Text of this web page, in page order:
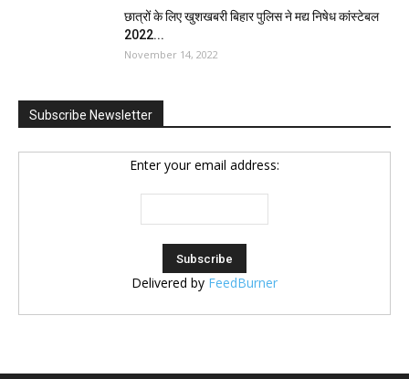
छात्रों के लिए खुशखबरी बिहार पुलिस ने मद्य निषेध कांस्टेबल
2022...
November 14, 2022
Subscribe Newsletter
Enter your email address:
Delivered by FeedBurner